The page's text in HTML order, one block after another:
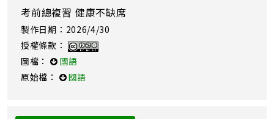
考前總複習 健康不缺席
製作日期：2026/4/30
授權條款：
圖檔：
國語
原始檔：
國語